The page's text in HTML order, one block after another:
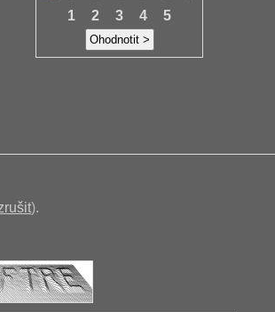
1 2 3 4 5
).